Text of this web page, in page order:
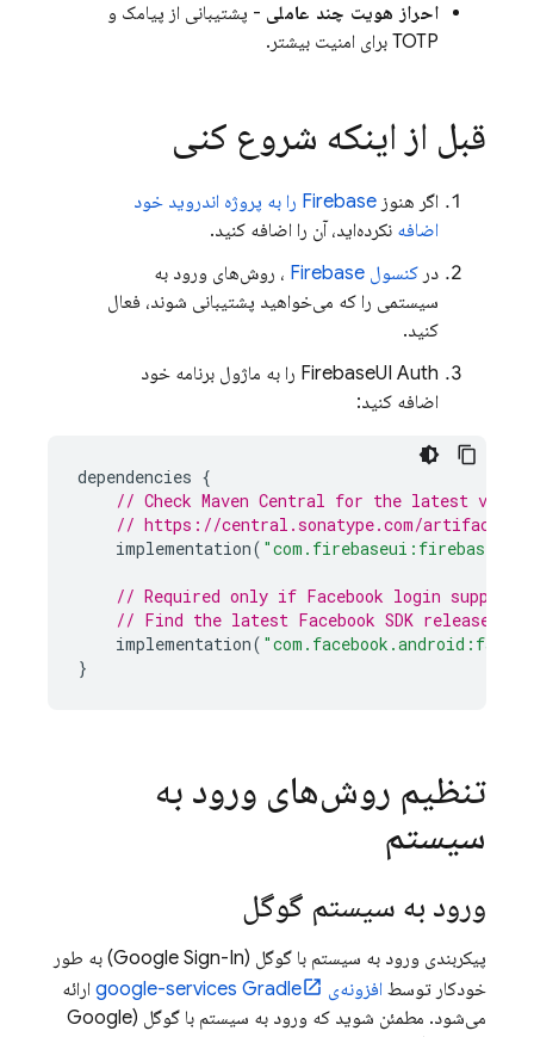
احراز هویت چند عاملی - پشتیبانی از پیامک و
TOTP برای امنیت بیشتر.
قبل از اینکه شروع کنی
اگر هنوز
Firebase را به پروژه اندروید خود
اضافه نکرده‌اید، آن را اضافه کنید.
در کنسول Firebase
، روش‌های ورود به
سیستمی را که می‌خواهید پشتیبانی شوند، فعال
کنید.
FirebaseUI Auth را به ماژول برنامه خود
اضافه کنید:
dependencies {
// Check Maven Central for the latest
// https://central.sonatype.com/artifact/
implementation( "com.firebaseui:firebase-
// Required only if Facebook login support
// Find the latest Facebook SDK releases
implementation(
}
تنظیم روش‌های ورود به
سیستم
ورود به سیستم گوگل
پیکربندی ورود به سیستم با گوگل (Google Sign-In) به طور
خودکار توسط افزونه‌ی google-services Gradle
ارائه
می‌شود. مطمئن شوید که ورود به سیستم با گوگل (Google